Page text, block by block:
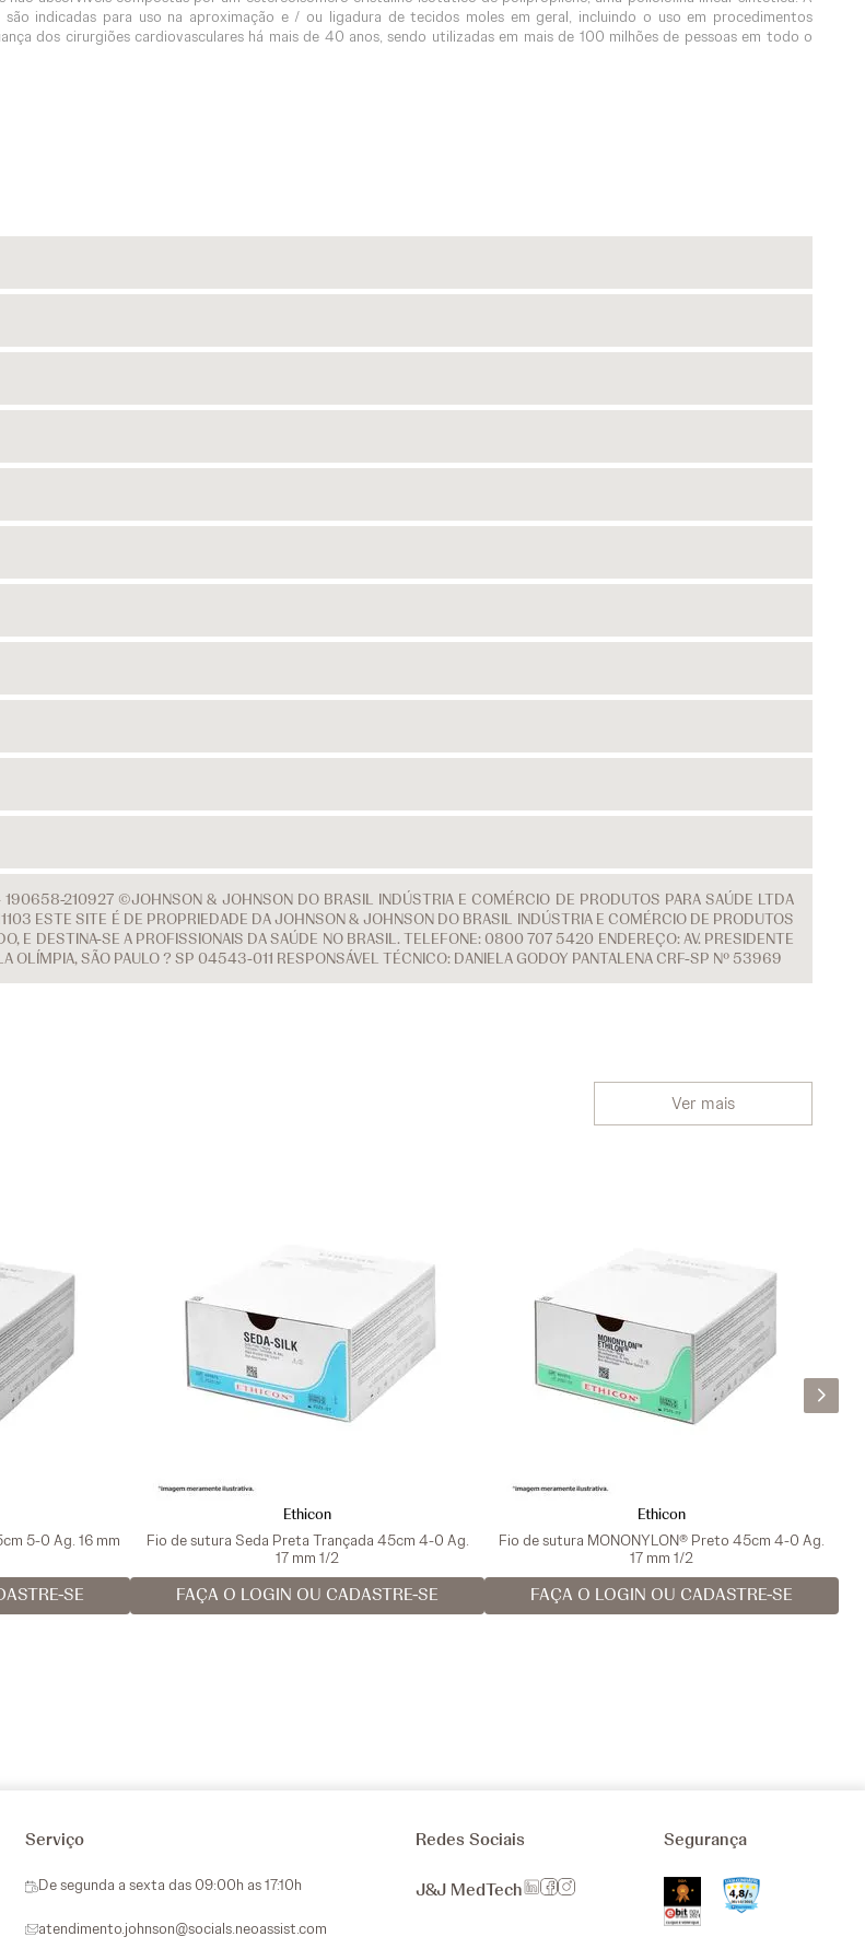
indicadas para uso na aproximação e / ou ligadura de tecidos moles em geral, incluindo o uso em procedimentos
dos cirurgiões cardiovasculares há mais de 40 anos, sendo utilizadas em mais de 100 milhões de pessoas em todo o
190658-210927 ©JOHNSON & JOHNSON DO BRASIL INDÚSTRIA E COMÉRCIO DE PRODUTOS PARA SAÚDE LTDA
ESTE SITE É DE PROPRIEDADE DA JOHNSON & JOHNSON DO BRASIL INDÚSTRIA E COMÉRCIO DE PRODUTOS
E DESTINA-SE A PROFISSIONAIS DA SAÚDE NO BRASIL. TELEFONE: 0800 707 5420 ENDEREÇO: AV. PRESIDENTE
OLÍMPIA, SÃO PAULO ? SP 04543-011 RESPONSÁVEL TÉCNICO: DANIELA GODOY PANTALENA CRF-SP Nº 53969
Ver mais
5-0 Ag. 16 mm
SE
Ethicon
Fio de sutura Seda Preta Trançada 45cm 4-0 Ag.
17 mm 1/2
FAÇA O LOGIN OU CADASTRE-SE
Ethicon
Fio de sutura MONONYLON® Preto 45cm 4-0 Ag.
17 mm 1/2
FAÇA O LOGIN OU CADASTRE-SE
Serviço
De segunda a sexta das 09:00h as 17:10h
atendimento.johnson@socials.neoassist.com
Redes Sociais
J&J MedTech
Segurança